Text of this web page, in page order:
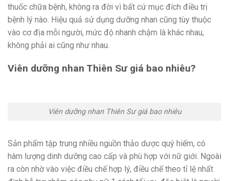
thuốc chữa bệnh, không ra đời vì bất cứ mục đích điều trị
bệnh lý nào. Hiệu quả sử dụng dưỡng nhan cũng tùy thuộc
vào cơ địa mỗi người, mức độ nhanh chậm là khác nhau,
không phải ai cũng như nhau.
Viên dưỡng nhan Thiên Sư giá bao nhiêu?
Viên dưỡng nhan Thiên Sư giá bao nhiêu
Sản phẩm tập trung nhiều nguồn thảo dược quý hiếm, có
hàm lượng dinh dưỡng cao cấp và phù hợp với nữ giới. Ngoài
ra còn nhờ vào việc điều chế hợp lý, điều chế theo tỉ lệ nhất